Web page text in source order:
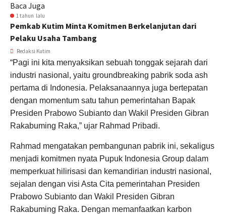
Baca Juga
1 tahun lalu
Pemkab Kutim Minta Komitmen Berkelanjutan dari
Pelaku Usaha Tambang
Redaksi Kutim
“Pagi ini kita menyaksikan sebuah tonggak sejarah dari
industri nasional, yaitu groundbreaking pabrik soda ash
pertama di Indonesia. Pelaksanaannya juga bertepatan
dengan momentum satu tahun pemerintahan Bapak
Presiden Prabowo Subianto dan Wakil Presiden Gibran
Rakabuming Raka,” ujar Rahmad Pribadi.
Rahmad mengatakan pembangunan pabrik ini, sekaligus
menjadi komitmen nyata Pupuk Indonesia Group dalam
memperkuat hilirisasi dan kemandirian industri nasional,
sejalan dengan visi Asta Cita pemerintahan Presiden
Prabowo Subianto dan Wakil Presiden Gibran
Rakabuming Raka. Dengan memanfaatkan karbon